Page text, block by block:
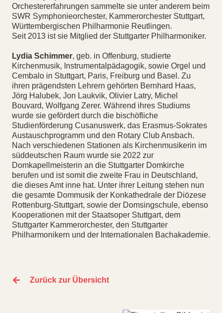
Orchestererfahrungen sammelte sie unter anderem beim
SWR Symphonieorchester, Kammerorchester Stuttgart,
Württembergischen Philharmonie Reutlingen.
Seit 2013 ist sie Mitglied der Stuttgarter Philharmoniker.
Lydia Schimmer, geb. in Offenburg, studierte
Kirchenmusik, Instrumentalpädagogik, sowie Orgel und
Cembalo in Stuttgart, Paris, Freiburg und Basel. Zu
ihren prägendsten Lehrern gehörten Bernhard Haas,
Jörg Halubek, Jon Laukvik, Olivier Latry, Michel
Bouvard, Wolfgang Zerer. Während ihres Studiums
wurde sie gefördert durch die bischöfliche
Studienförderung Cusanuswerk, das Erasmus-Sokrates
Austauschprogramm und den Rotary Club Ansbach.
Nach verschiedenen Stationen als Kirchenmusikerin im
süddeutschen Raum wurde sie 2022 zur
Domkapellmeisterin an die Stuttgarter Domkirche
berufen und ist somit die zweite Frau in Deutschland,
die dieses Amt inne hat. Unter ihrer Leitung stehen nun
die gesamte Dommusik der Konkathedrale der Diözese
Rottenburg-Stuttgart, sowie der Domsingschule, ebenso
Kooperationen mit der Staatsoper Stuttgart, dem
Stuttgarter Kammerorchester, den Stuttgarter
Philharmonikern und der Internationalen Bachakademie.
Zurück zur Übersicht